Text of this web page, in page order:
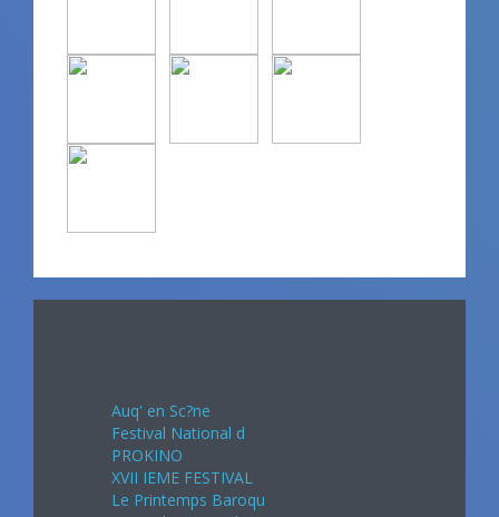
Auq' en Sc?ne
Festival National d
PROKINO
XVII IEME FESTIVAL
Le Printemps Baroqu